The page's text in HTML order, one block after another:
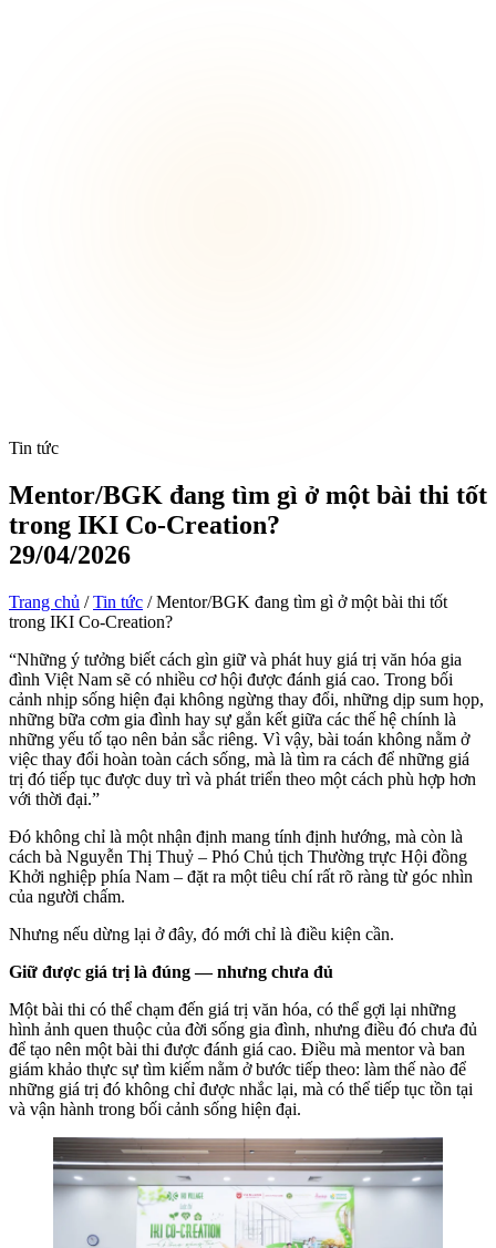
Tin tức
Mentor/BGK đang tìm gì ở một bài thi tốt
trong IKI Co-Creation?
29/04/2026
Trang chủ / Tin tức / Mentor/BGK đang tìm gì ở một bài thi tốt
trong IKI Co-Creation?
“Những ý tưởng biết cách gìn giữ và phát huy giá trị văn hóa gia
đình Việt Nam sẽ có nhiều cơ hội được đánh giá cao. Trong bối
cảnh nhịp sống hiện đại không ngừng thay đổi, những dịp sum họp,
những bữa cơm gia đình hay sự gắn kết giữa các thế hệ chính là
những yếu tố tạo nên bản sắc riêng. Vì vậy, bài toán không nằm ở
việc thay đổi hoàn toàn cách sống, mà là tìm ra cách để những giá
trị đó tiếp tục được duy trì và phát triển theo một cách phù hợp hơn
với thời đại.”
Đó không chỉ là một nhận định mang tính định hướng, mà còn là
cách bà Nguyễn Thị Thuỷ – Phó Chủ tịch Thường trực Hội đồng
Khởi nghiệp phía Nam – đặt ra một tiêu chí rất rõ ràng từ góc nhìn
của người chấm.
Nhưng nếu dừng lại ở đây, đó mới chỉ là điều kiện cần.
Giữ được giá trị là đúng — nhưng chưa đủ
Một bài thi có thể chạm đến giá trị văn hóa, có thể gợi lại những
hình ảnh quen thuộc của đời sống gia đình, nhưng điều đó chưa đủ
để tạo nên một bài thi được đánh giá cao. Điều mà mentor và ban
giám khảo thực sự tìm kiếm nằm ở bước tiếp theo: làm thế nào để
những giá trị đó không chỉ được nhắc lại, mà có thể tiếp tục tồn tại
và vận hành trong bối cảnh sống hiện đại.